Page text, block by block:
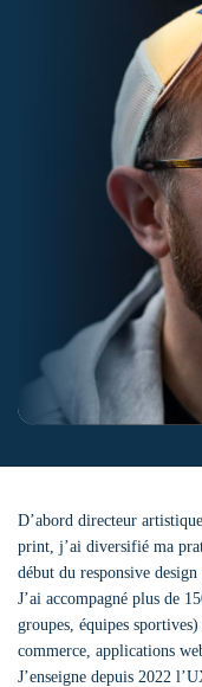
D’abord directeur
print, j’ai diversifié ma
début du responsive
J’ai accompagné plus de
groupes, équipes
commerce, applications
J’enseigne depuis 2022